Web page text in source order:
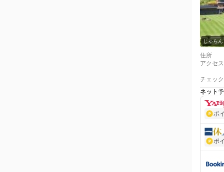
じゃらん
住所
アクセス
チェッ
ネット
ポ
ポ